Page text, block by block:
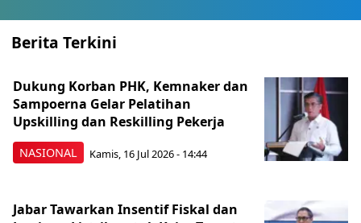
Berita Terkini
NASIONAL
Dukung Korban PHK, Kemnaker dan
Sampoerna Gelar Pelatihan
Upskilling dan Reskilling Pekerja
Kamis, 16 Jul 2026 - 14:44
Jabar Tawarkan Insentif Fiskal dan